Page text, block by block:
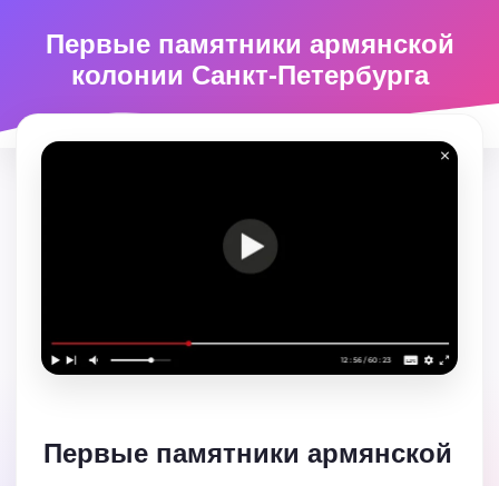
Первые памятники армянской
колонии Санкт-Петербурга
Первые памятники армянской